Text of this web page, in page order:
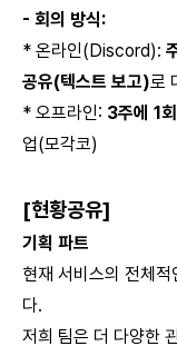
- 회의 방식:
* 온라인(Discord):
공유(텍스트 보고)로
* 오프라인: 3주에 1회
업(모각코)
[현황공유]
기획 파트
현재 서비스의 전체
다.
저희 팀은 더 다양한